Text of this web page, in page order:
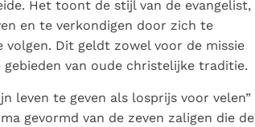
Het toont de stijl van de evangelist,
en te verkondigen door zich te
Dit geldt zowel voor de missie
van oude christelijke traditie.
leven te geven als losprijs voor velen”
gevormd van de zeven zaligen die de